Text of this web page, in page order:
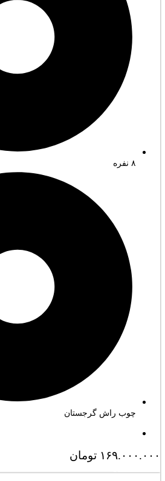
۸ نفره
چوب راش گرجستان
۱۶۹.۰۰۰.۰۰۰ تومان